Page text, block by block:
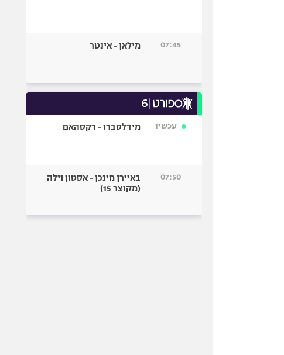
07:45 מילאן - אינטר
עכשיו מידלסברו - רקסהאם
07:50
באיירן מינכן - אסטון וילה
(מקוצר 15)